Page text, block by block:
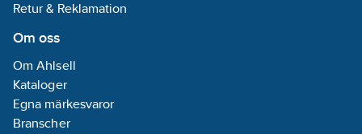
Retur & Reklamation
Om oss
Om Ahlsell
Kataloger
Egna märkesvaror
Branscher